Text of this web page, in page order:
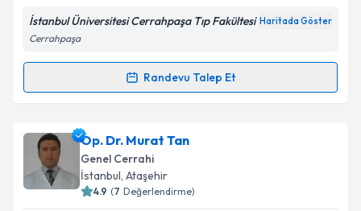
kapsamda işlenmesini kabul ediyorum.
Takvim Talebini Gönder
İstanbul Üniversitesi Cerrahpaşa Tıp Fakültesi Haritada Göster
Cerrahpaşa
Randevu Talep Et
Randevu Takvimi Talebi
Prof. Dr. Recep Özgültekin
talebi oluşturun. Size bu uzmandan randevu almanız
için bir takvim hazırlandığında e-posta ile
bilgilendireceğiz.
Op. Dr. Murat Tan
Genel Cerrahi
İstanbul, Ataşehir
4.9 (7 Değerlendirme)